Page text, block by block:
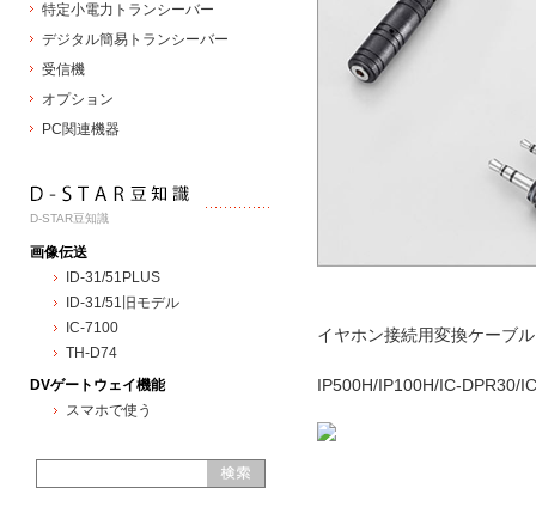
イヤホン接続用変換ケーブル
IP500H/IP100H/IC-DPR30/
特定小電力トランシーバー
デジタル簡易トランシーバー
受信機
オプション
PC関連機器
D-STAR豆知識
画像伝送
ID-31/51PLUS
ID-31/51旧モデル
IC-7100
TH-D74
DVゲートウェイ機能
スマホで使う